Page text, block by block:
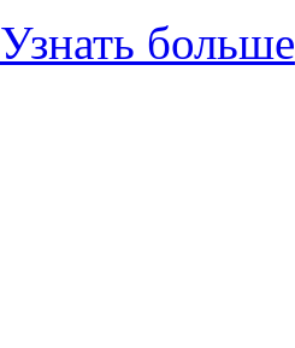
Узнать больше